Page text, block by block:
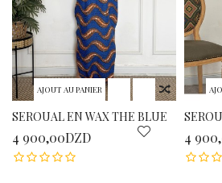
AJOUT AU PANIER
SEROUAL EN WAX THE BLUE
4 900,00DZD 4